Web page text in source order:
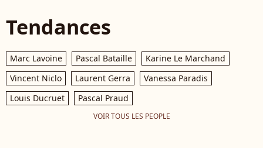
Tendances
Marc Lavoine Pascal Bataille
Karine Le Marchand
Vincent Niclo
Laurent Gerra
Vanessa Paradis
Louis Ducruet
Pascal Praud
VOIR TOUS LES PEOPLE